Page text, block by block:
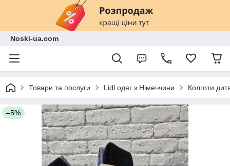
Noski-ua.com
Товари та послуги Lidl одяг з Німеччини Колготи
–5%